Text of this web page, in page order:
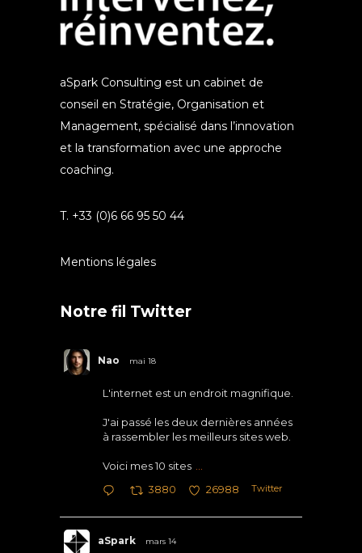
aSpark Consulting est un cabinet de
conseil en Stratégie, Organisation et
Management, spécialisé dans l’innovation
et la transformation avec une approche
coaching.
T. +33 (0)6 66 95 50 44
Mentions légales
Notre fil Twitter
Nao mai 18
L'internet est un endroit magnifique.
J'ai passé les deux dernières années
à rassembler les meilleurs sites web.
Voici mes 10 sites
3880 26988 Twitter
aSpark mars 14